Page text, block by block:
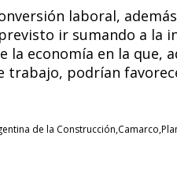
laboral,
ir sumando a la
la economía en la que,
trabajo, podrían
de la Construcción Camarco